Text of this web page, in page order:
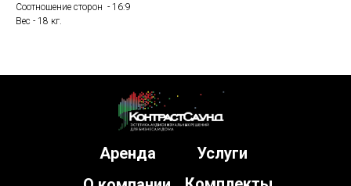
Соотношение сторон - 16:9
Вес - 18 кг.
Услуги
Аренда